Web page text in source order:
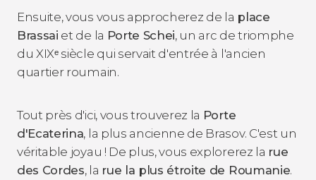
Ensuite, vous vous approcherez de la place
Brassai et de la Porte Schei, un arc de triomphe
du XIXᵉ siècle qui servait d'entrée à l'ancien
quartier roumain.
Tout près d'ici, vous trouverez la Porte
d'Ecaterina, la plus ancienne de Brasov. C'est un
véritable joyau ! De plus, vous explorerez la rue
des Cordes, la rue la plus étroite de Roumanie.